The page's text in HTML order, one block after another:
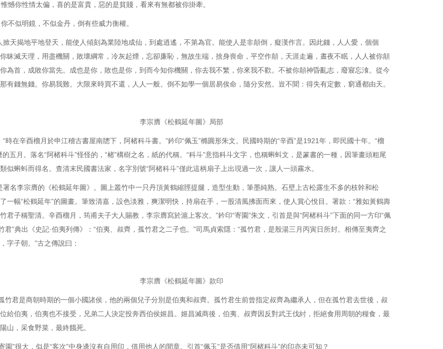
憾你性情太偏，喜的是富貴，惡的是貧賤，看來有無都被你掛牽。
不似明鏡，不似金丹，倒有些威力衡權。
天揭地平地登天，能使人傾刻為業陸地成仙，到處逍遙，不第為官。能使人是非顛倒，癡漢作言。因此錢，人人愛，個個
昧滅天理，用盡機關，敗壞綱常，冷灰起煙，忘卻廉恥，無故生端，捨身喪命，平空作顛，天涯走遍，晝夜不眠，人人被你顛
為首，成敗你當先。成也是你，敗也是你，到而今知你機關，你去我不繁，你來我不歡。不被你顛神昏亂志，廢寢忘湌。從今
有錢無錢。你易我難。大限來時買不還，人人一般。倒不如學一個居易俟命，隨分安然。豈不聞：得失有定數，窮通都由天。
李宗膺《松鶴延年圖》局部
在辛酉榴月於申江稽古書屋南牕下，阿楮科斗書。”鈐印“佩玉”橢圓形朱文。民國時期的“辛酉”是1921年，即民國十年。“榴
的五月。落名“阿楮科斗”怪怪的，“楮”構樹之名，紙的代稱。“科斗”意指科斗文字，也稱蝌蚪文，是篆書的一種，因筆畫頭粗尾
似蝌蚪而得名。查清末民國書法家，名字別號“阿楮科斗”僅此這柄扇子上出現過一次，讓人一頭霧水。
名李宗膺的《松鶴延年圖》。圖上叢竹中一只丹頂黃鶴縮脛提腿，造型生動，筆墨純熟。石壁上古松露生不多的枝幹和松
一幅“松鶴延年”的圖畫。筆致清嘉，設色淡雅，爽潔明快，持扇在手，一股清風拂面而來，使人賞心悅目。署款：“雅如黃鶴壽
君子稱聖清。辛酉榴月，筠甫夫子大人賜教，李宗膺寫於滬上客次。”鈐印“寄園”朱文，引首是與“阿楮科斗”下面的同一方印“佩
君”典出《史記·伯夷列傳》：“伯夷、叔齊，孤竹君之二子也。”司馬貞索隱：“孤竹君，是殷湯三月丙寅日所封。相傳至夷齊之
字子朝。”古之傳說曰：
李宗膺《松鶴延年圖》款印
商朝時期的一個小國諸侯，他的兩個兒子分別是伯夷和叔齊。孤竹君生前曾指定叔齊為繼承人，但在孤竹君去世後，叔
給伯夷，伯夷也不接受，兄弟二人決定投奔西伯侯姬昌。姬昌滅商後，伯夷、叔齊因反對武王伐紂，拒絕食用周朝的糧食，最
山，采食野菜，最終餓死。‌
”很大，似是“客次”中身邊沒有自用印，借用他人的閒章。引首“佩玉”是否借用“阿楮科斗”的印亦未可知？